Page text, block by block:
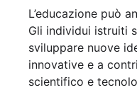
L’educazione può
Gli individui istruiti
sviluppare nuove
innovative e a
scientifico e